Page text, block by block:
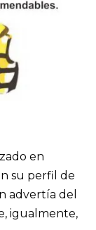
en
su perfil de
advertía del
igualmente,